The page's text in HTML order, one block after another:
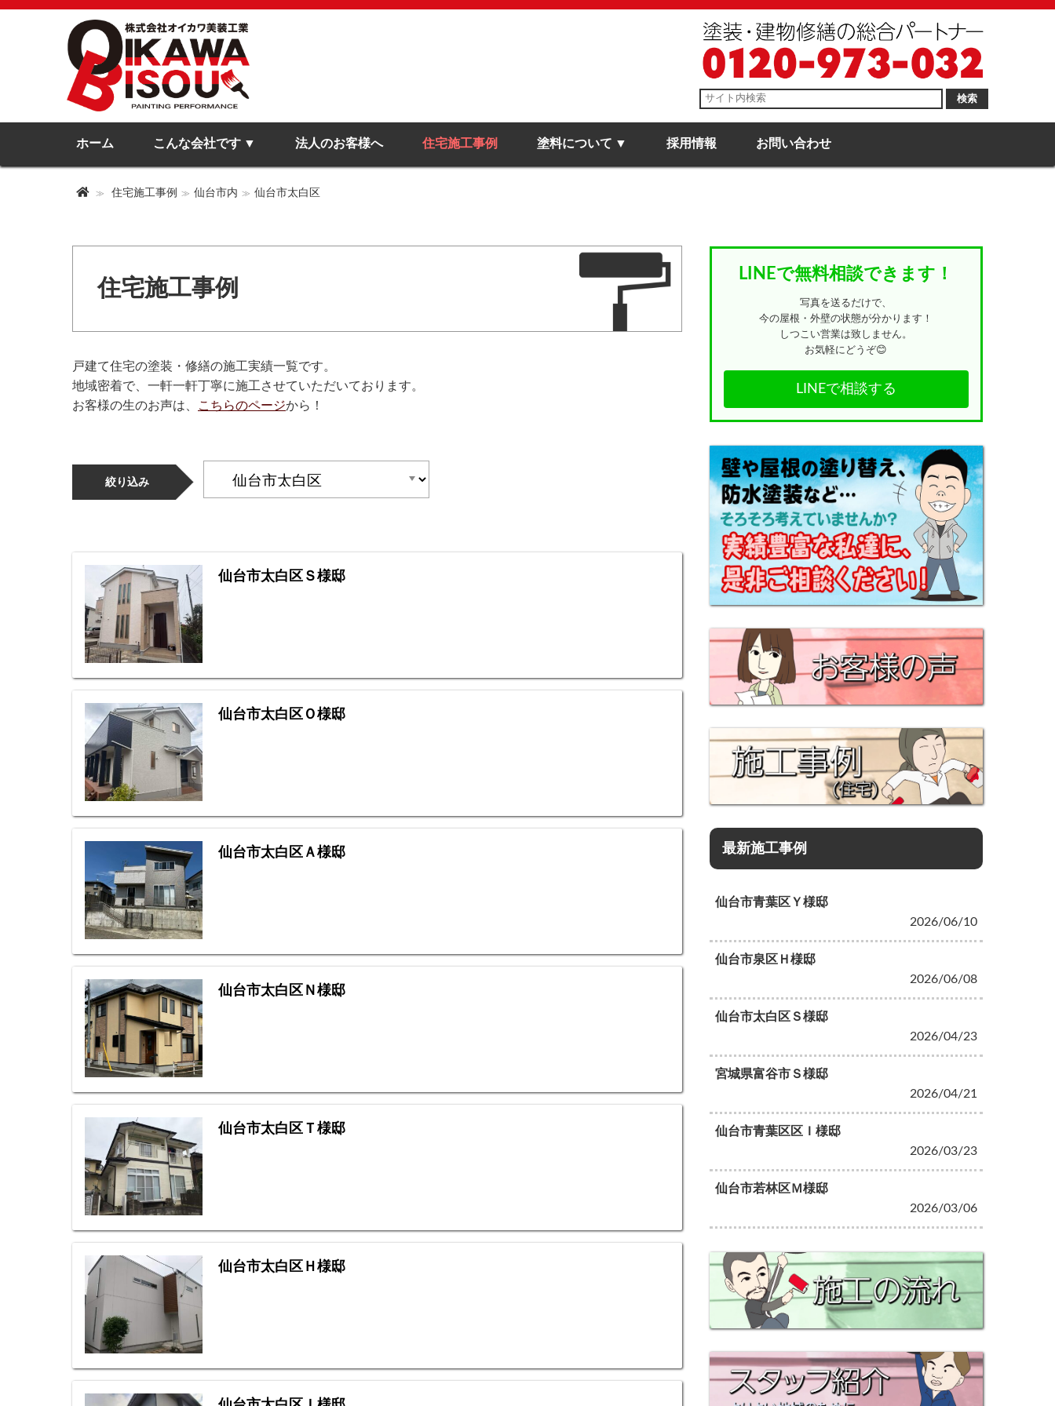
検索
ホーム こんな会社です 法人のお客様へ 住宅施工事例 塗料について 採用情報 お問い合わせ
住宅施工事例 仙台市内 仙台市太白区
住宅施工事例
戸建て住宅の塗装・修繕の施工実績一覧です。
地域密着で、一軒一軒丁寧に施工させていただいております。
お客様の生のお声は、
こちらのページから！
絞り込み
仙台市太白区Ｓ様邸
仙台市太白区Ｏ様邸
仙台市太白区Ａ様邸
仙台市太白区Ｎ様邸
仙台市太白区Ｔ様邸
仙台市太白区Ｈ様邸
LINEで無料相談できます！
写真を送るだけで、
今の屋根・外壁の状態が分かります！
しつこい営業は致しません。
お気軽にどうぞ😊
LINEで相談する
最新施工事例
仙台市青葉区Ｙ様邸
2026/06/10
仙台市泉区Ｈ様邸
2026/06/08
仙台市太白区Ｓ様邸
2026/04/23
宮城県富谷市Ｓ様邸
2026/04/21
仙台市青葉区区Ｉ様邸
2026/03/23
仙台市若林区Ｍ様邸
2026/03/06